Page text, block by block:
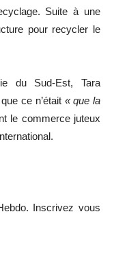
Suite à une
pour recycler le
du Sud-Est, Tara
ce n’était « que la
le commerce juteux
Inscrivez vous